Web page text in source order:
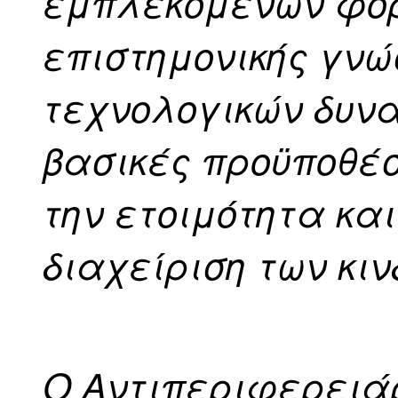
επιστημονικής
τεχνολογικών
βασικές
την ετοιμότητα
διαχείριση των
Ο